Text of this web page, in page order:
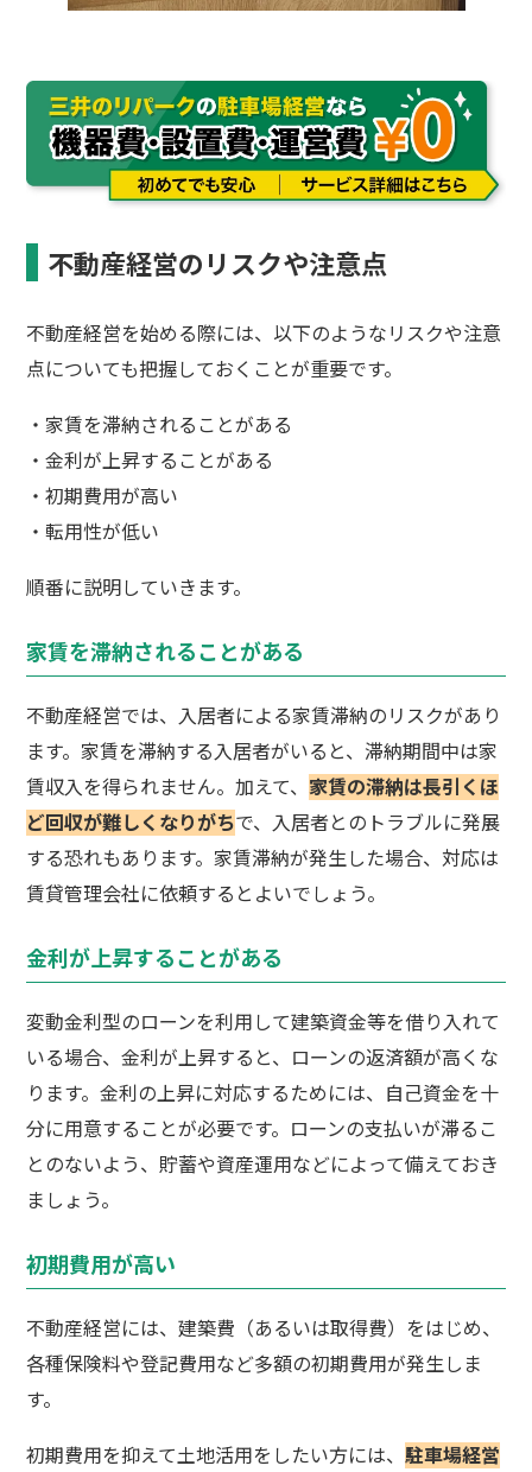
不動産経営のリスクや注意点
不動産経営を始める際には、以下のようなリスクや注意
点についても把握しておくことが重要です。
・家賃を滞納されることがある
・金利が上昇することがある
・初期費用が高い
・転用性が低い
順番に説明していきます。
家賃を滞納されることがある
不動産経営では、入居者による家賃滞納のリスクがあり
ます。家賃を滞納する入居者がいると、滞納期間中は家
賃収入を得られません。加えて、 家賃の滞納は長引くほ
ど回収が難しくなりがちで、入居者とのトラブルに発展
する恐れもあります。家賃滞納が発生した場合、対応は
賃貸管理会社に依頼するとよいでしょう。
金利が上昇することがある
変動金利型のローンを利用して建築資金等を借り入れて
いる場合、金利が上昇すると、ローンの返済額が高くな
ります。金利の上昇に対応するためには、自己資金を十
分に用意することが必要です。ローンの支払いが滞るこ
とのないよう、貯蓄や資産運用などによって備えておき
ましょう。
初期費用が高い
不動産経営には、建築費（あるいは取得費）をはじめ、
各種保険料や登記費用など多額の初期費用が発生しま
す。
初期費用を抑えて土地活用をしたい方には、駐車場経営